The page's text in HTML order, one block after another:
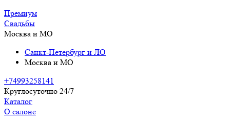
Премиум
Свадьбы
Москва и МО
Санкт-Петербург и ЛО
Москва и МО
+74993258141
Круглосуточно 24/7
Каталог
О салоне